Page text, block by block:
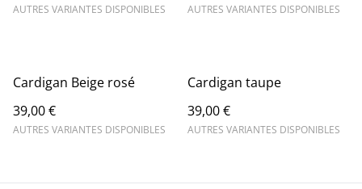
AUTRES VARIANTES DISPONIBLES AUTRES VARIANTES DISPONIBLES
Cardigan Beige rosé
39,00 €
AUTRES VARIANTES DISPONIBLES
Cardigan taupe
39,00 €
AUTRES VARIANTES DISPONIBLES